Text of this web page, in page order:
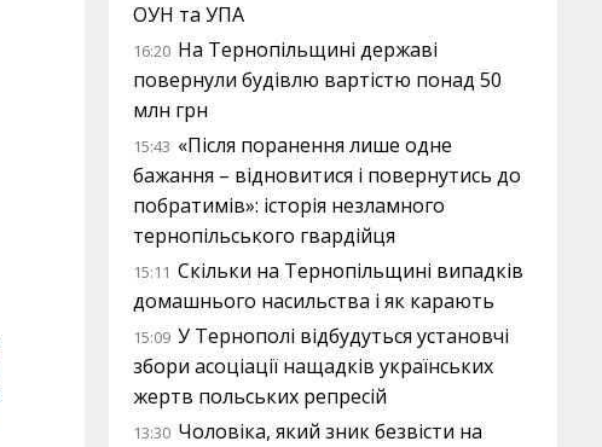
ОУН та УПА
16:20 На Тернопільщині державі
повернули будівлю вартістю понад 50
млн грн
15:43 «Після поранення лише одне
бажання – відновитися і повернутись до
побратимів»: історія незламного
тернопільського гвардійця
15:11 Скільки на Тернопільщині випадків
домашнього насильства і як карають
15:09 У Тернополі відбудуться установчі
збори асоціації нащадків українських
жертв польських репресій
13:30 Чоловіка, який зник безвісти на